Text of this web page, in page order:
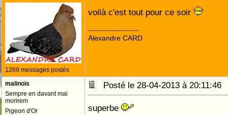
1269 messages postés
voilà c'est tout pour ce soir
--------------------
Alexandre CARD
malinois
Sempre en davant mai
morirem
Pigeon d'Or
Posté le 28-04-2013 à
superbe